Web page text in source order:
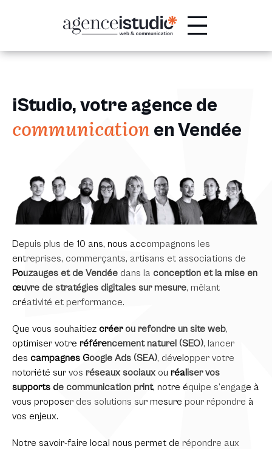
iStudio, votre agence de
communicationen Vendée
Depuis plus de 10 ans, nous accompagnons les
entreprises, commerçants, artisans et associations de
Pouzauges et de Vendéedans la conception et la mise en
œuvre de stratégies digitales sur mesure, mêlant
créativité et performance.
Que vous souhaitiez créer ou refondre un site web,
optimiser votre référencement naturel (SEO), lancer
des campagnes Google Ads (SEA), développer votre
notoriété sur vos réseaux sociauxou réaliser vos
supports de communication print, notre équipe s’engage à
vous proposer des solutions sur mesure pour répondre à
vos enjeux.
Notre savoir-faire local nous permet de répondre aux